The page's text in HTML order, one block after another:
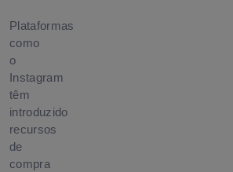
Plataformas
como
o
Instagram
têm
introduzido
recursos
de
compra